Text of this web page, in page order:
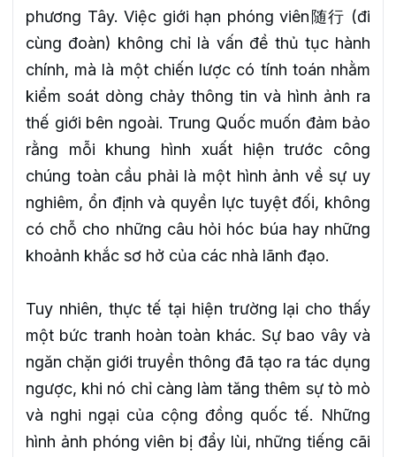
phương Tây. Việc giới hạn phóng viên随行 (đi
cùng đoàn) không chỉ là vấn đề thủ tục hành
chính, mà là một chiến lược có tính toán nhằm
kiểm soát dòng chảy thông tin và hình ảnh ra
thế giới bên ngoài. Trung Quốc muốn đảm bảo
rằng mỗi khung hình xuất hiện trước công
chúng toàn cầu phải là một hình ảnh về sự uy
nghiêm, ổn định và quyền lực tuyệt đối, không
có chỗ cho những câu hỏi hóc búa hay những
khoảnh khắc sơ hở của các nhà lãnh đạo.
Tuy nhiên, thực tế tại hiện trường lại cho thấy
một bức tranh hoàn toàn khác. Sự bao vây và
ngăn chặn giới truyền thông đã tạo ra tác dụng
ngược, khi nó chỉ càng làm tăng thêm sự tò mò
và nghi ngại của cộng đồng quốc tế. Những
hình ảnh phóng viên bị đẩy lùi, những tiếng cãi